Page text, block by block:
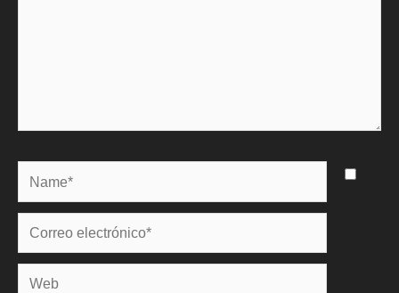
Name*
Correo
electrónico*
Web